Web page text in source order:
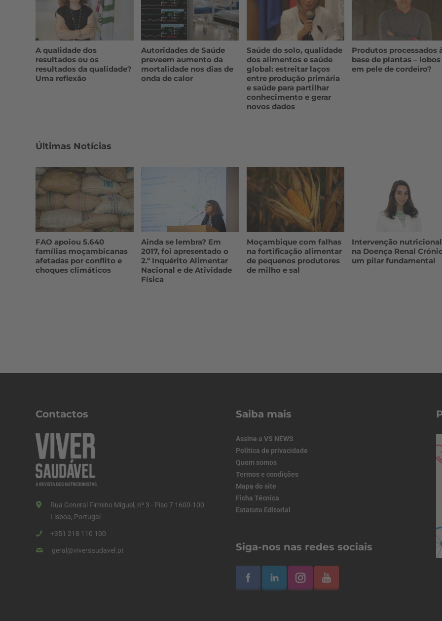
A qualidade dos
resultados ou os
resultados da qualidade?
Uma reflexão
Autoridades de Saúde
preveem aumento da
mortalidade nos dias de
onda de calor
Saúde do solo, qualidade
dos alimentos e saúde
global: estreitar laços
entre produção primária
e saúde para partilhar
conhecimento e gerar
novos dados
Produtos processados
base de plantas – lobos
em pele de cordeiro?
Últimas Notícias
FAO apoiou 5.640
famílias moçambicanas
afetadas por conflito e
choques climáticos
Ainda se lembra? Em
2017, foi apresentado o
2.º Inquérito Alimentar
Nacional e de Atividade
Física
Moçambique com falhas
na fortificação alimentar
de pequenos produtores
de milho e sal
Intervenção nutricional
na Doença Renal
um pilar fundamental
Contactos
Rua General Firmino Miguel, nº 3 - Piso 7 1600-100
Lisboa, Portugal
+351 218 110 100
geral@viversaudavel.pt
Saiba mais
Assine a VS NEWS
Política de privacidade
Quem somos
Termos e condições
Mapa do site
Ficha Técnica
Estatuto Editorial
Siga-nos nas redes sociais